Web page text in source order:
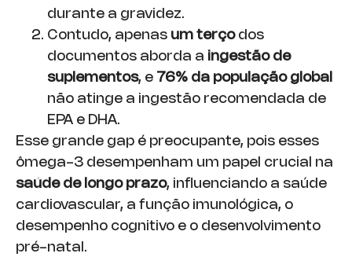
durante a gravidez.
Contudo, apenas um terçodos
documentos aborda a ingestão de
suplementos, e 76% da população global
não atinge a ingestão recomendada de
EPA e DHA.
Esse grande gap é preocupante, pois esses
ômega-3 desempenham um papel crucial na
saúde de longo prazo, influenciando a saúde
cardiovascular, a função imunológica, o
desempenho cognitivo e o desenvolvimento
pré-natal.